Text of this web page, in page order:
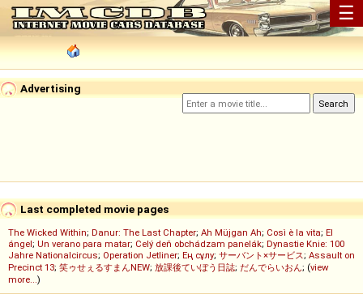
☰
Advertising
Last completed movie pages
The Wicked Within; Danur: The Last Chapter; Ah Müjgan Ah; Così è la vita; El
ángel; Un verano para matar; Celý deň obchádzam panelák; Dynastie Knie: 100
Jahre Nationalcircus; Operation Jetliner; Ең сұлу; サーバント×サービス; Assault on
Precinct 13; 笑ゥせぇるすまんNEW; 放課後ていぼう日誌; だんでらいおん; (view
more...)